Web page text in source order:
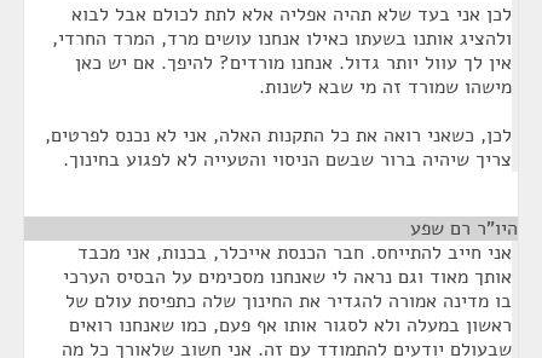
לכן אני בעד שלא תהיה אפליה אלא לתת לכולם אבל לבוא
ולהציג אותנו בשעתו כאילו אנחנו עושים מרד, המרד החרדי,
אין לך עוול יותר גדול. אנחנו מורדים? להיפך. אם יש כאן
מישהו שמורד זה מי שבא לשנות.
לכן, כשאני רואה את כל התקנות האלה, אני לא נכנס לפרטים,
צריך שיהיה ברור שבשם הניסוי והטעייה לא לפגוע בחינוך.
היו"ר רם שפע
אני חייב להתייחס. חבר הכנסת אייכלר, בכנות, אני מכבד
אותך מאוד וגם נראה לי שאנחנו מסכימים על הבסיס הערכי
בו מדינה אמורה להגדיר את החינוך שלה כתפיסת עולם של
ראשון במעלה ולא לסגור אותו אף פעם, כמו שאנחנו רואים
שבעולם יודעים להתמודד עם זה. אני חשוב שלאורך כל מה